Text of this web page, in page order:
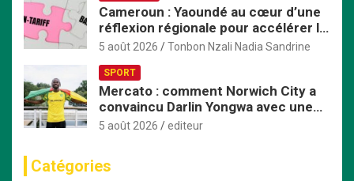
Cameroun : Yaoundé au cœur d’une
réflexion régionale pour accélérer la
mise en œuvre de la ZLECAf en
5 août 2026 Tonbon Nzali Nadia Sandrine
SPORT
Mercato : comment Norwich City a
convaincu Darlin Yongwa avec une
offre irrésistible
5 août 2026 editeur
Catégories